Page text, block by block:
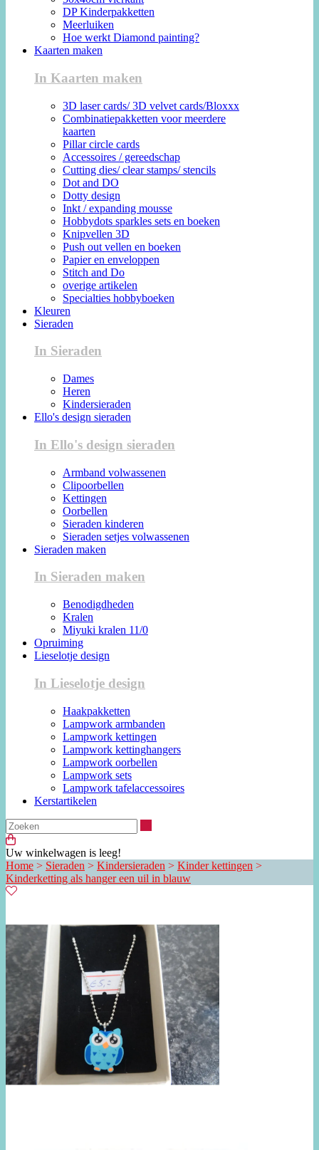
DP Kinderpakketten
Meerluiken
Hoe werkt Diamond painting?
Kaarten maken
In Kaarten maken
3D laser cards/ 3D velvet cards/Bloxxx
Combinatiepakketten voor meerdere
kaarten
Pillar circle cards
Accessoires / gereedschap
Cutting dies/ clear stamps/ stencils
Dot and DO
Dotty design
Inkt / expanding mousse
Hobbydots sparkles sets en boeken
Knipvellen 3D
Push out vellen en boeken
Papier en enveloppen
Stitch and Do
overige artikelen
Specialties hobbyboeken
Kleuren
Sieraden
In Sieraden
Dames
Heren
Kindersieraden
Ello's design sieraden
In Ello's design sieraden
Armband volwassenen
Clipoorbellen
Kettingen
Oorbellen
Sieraden kinderen
Sieraden setjes volwassenen
Sieraden maken
In Sieraden maken
Benodigdheden
Kralen
Miyuki kralen 11/0
Opruiming
Lieselotje design
In Lieselotje design
Haakpakketten
Lampwork armbanden
Lampwork kettingen
Lampwork kettinghangers
Lampwork oorbellen
Lampwork sets
Lampwork tafelaccessoires
Kerstartikelen
Uw winkelwagen is leeg!
Home > Sieraden > Kindersieraden > Kinder kettingen >
Kinderketting als hanger een uil in blauw